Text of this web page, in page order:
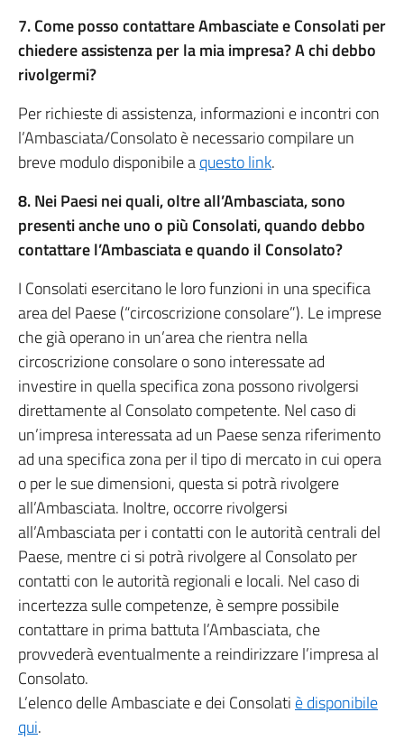
7. Come posso contattare Ambasciate e Consolati per
chiedere assistenza per la mia impresa? A chi debbo
rivolgermi?
Per richieste di assistenza, informazioni e incontri con
l’Ambasciata/Consolato è necessario compilare un
breve modulo disponibile aquesto link.
8. Nei Paesi nei quali, oltre all’Ambasciata, sono
presenti anche uno o più Consolati, quando debbo
contattare l’Ambasciata e quando il Consolato?
I Consolati esercitano le loro funzioni in una specifica
area del Paese (“circoscrizione consolare”). Le imprese
che già operano in un’area che rientra nella
circoscrizione consolare o sono interessate ad
investire in quella specifica zona possono rivolgersi
direttamente al Consolato competente. Nel caso di
un’impresa interessata ad un Paese senza riferimento
ad una specifica zona per il tipo di mercato in cui opera
o per le sue dimensioni, questa si potrà rivolgere
all’Ambasciata. Inoltre, occorre rivolgersi
all’Ambasciata per i contatti con le autorità centrali del
Paese, mentre ci si potrà rivolgere al Consolato per
contatti con le autorità regionali e locali. Nel caso di
incertezza sulle competenze, è sempre possibile
contattare in prima battuta l’Ambasciata, che
provvederà eventualmente a reindirizzare l’impresa al
Consolato.
L’elenco delle Ambasciate e dei Consolati è disponibile
qui.